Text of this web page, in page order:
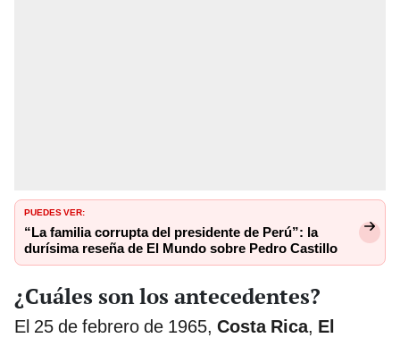
PUEDES VER:
“La familia corrupta del presidente de Perú”: la
durísima reseña de El Mundo sobre Pedro Castillo
¿Cuáles son los antecedentes?
El 25 de febrero de 1965, Costa Rica, El